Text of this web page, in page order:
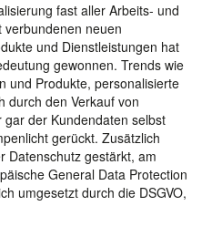
fast aller Arbeits- und
neuen
und Dienstleistungen hat
gewonnen. Trends wie
und Produkte, personalisierte
durch den Verkauf von
der Kundendaten selbst
gerückt. Zusätzlich
Datenschutz gestärkt, am
General Data Protection
umgesetzt durch die DSGVO,